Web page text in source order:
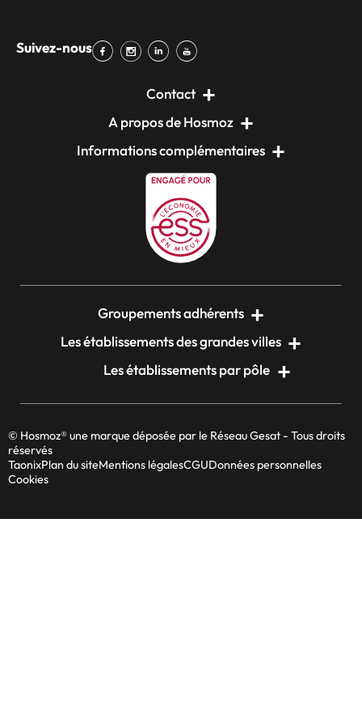
Suivez-nous
Contact
A propos de Hosmoz
Informations complémentaires
Groupements adhérents
Les établissements des grandes villes
Les établissements par pôle
© Hosmoz® une marque déposée par le Réseau Gesat - Tous droits
réservés
TaonixPlan du siteMentions légalesCGUDonnées personnelles
Cookies